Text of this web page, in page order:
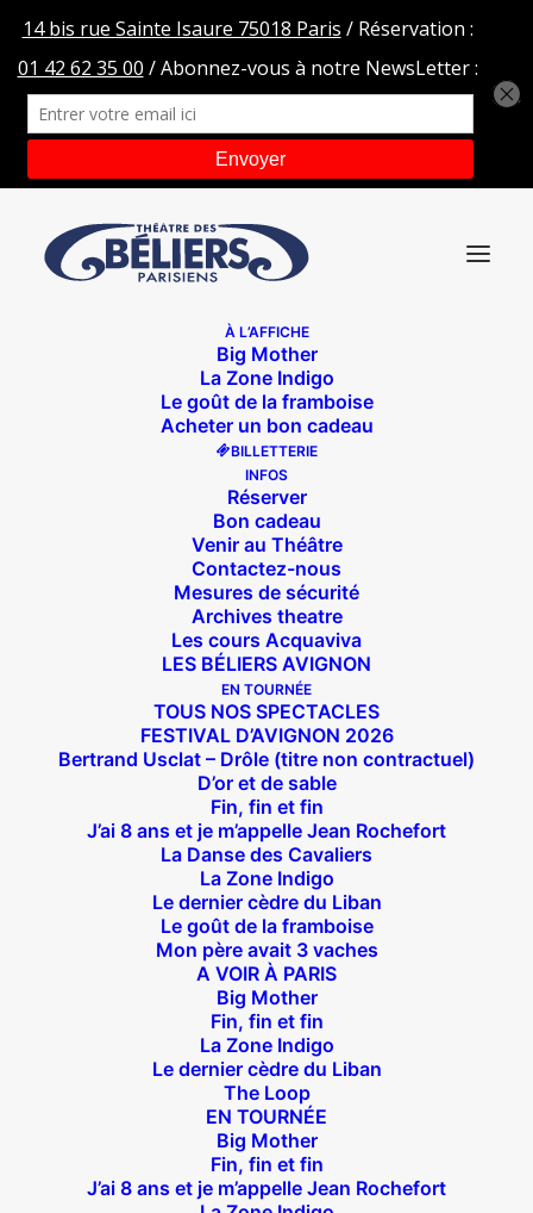
À L’AFFICHE
Big Mother
La Zone Indigo
Le goût de la framboise
Acheter un bon cadeau
BILLETTERIE
INFOS
Réserver
Bon cadeau
Venir au Théâtre
Contactez-nous
Mesures de sécurité
Archives theatre
Les cours Acquaviva
LES BÉLIERS AVIGNON
EN TOURNÉE
TOUS NOS SPECTACLES
FESTIVAL D’AVIGNON 2026
Bertrand Usclat – Drôle (titre non contractuel)
D’or et de sable
Fin, fin et fin
J’ai 8 ans et je m’appelle Jean Rochefort
La Danse des Cavaliers
La Zone Indigo
Le dernier cèdre du Liban
Le goût de la framboise
Mon père avait 3 vaches
A VOIR À PARIS
Big Mother
Fin, fin et fin
La Zone Indigo
Le dernier cèdre du Liban
The Loop
EN TOURNÉE
Big Mother
Fin, fin et fin
J’ai 8 ans et je m’appelle Jean Rochefort
HEADER-SLIDER-TDBP-BL
Accueil
Je m'appelle Bashir Lazhar
HEADER-SLIDER-TDBP-BL
Suivez nous !
Théâtre des Béliers Parisiens
14 bis rue Sainte Isaure 75018 Paris
Joffrin / Simplon – Loc : 01 42 62 35 00